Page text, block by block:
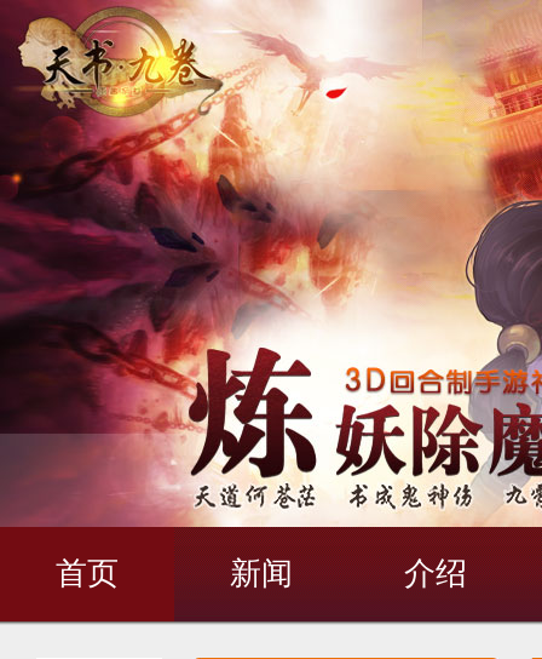
首页 新闻 介绍